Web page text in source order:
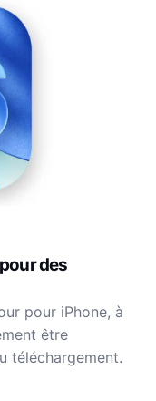
des
pour iPhone, à
être
téléchargement.